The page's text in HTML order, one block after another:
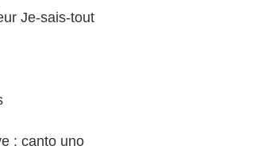
Je-sais-tout
: canto uno